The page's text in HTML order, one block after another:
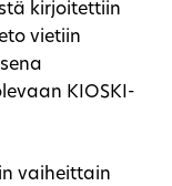
kirjoitettiin
vietiin
KIOSKI-
vaiheittain